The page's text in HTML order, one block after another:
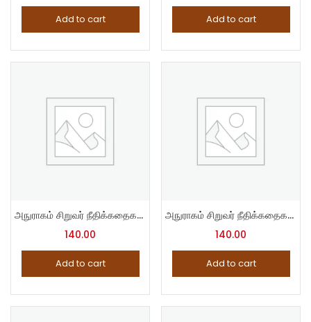
Add to cart Add to cart
அநுராகம் சிறுவர் நீதிக்கதைகள் – 13
140.00
Add to cart
அநுராகம் சிறுவர் நீதிக்கதைகள் – 14
140.00
Add to cart